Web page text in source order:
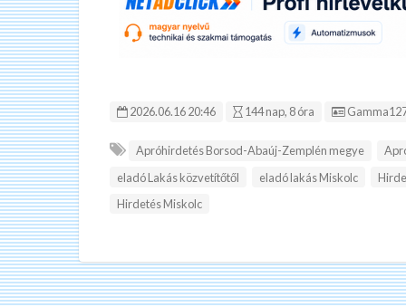
2026.06.16 20:46 144 nap, 8 óra Hirdetés
Apróhirdetés Borsod-Abaúj-Zemplén megye
eladó Lakás közvetítőtől
eladó lakás Miskolc
Hirdetés Miskolc